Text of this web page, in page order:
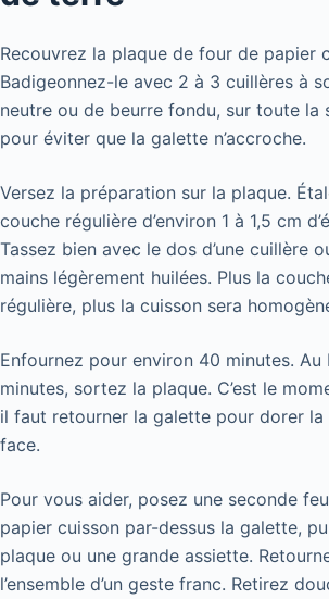
Recouvrez la plaque de four de papier
Badigeonnez-le avec 2 à 3 cuillères à
neutre ou de beurre fondu, sur toute la
pour éviter que la galette n’accroche.
Versez la préparation sur la plaque.
couche régulière d’environ 1 à 1,5 cm
Tassez bien avec le dos d’une cuillère
mains légèrement huilées. Plus la
régulière, plus la cuisson sera
Enfournez pour environ 40 minutes.
minutes, sortez la plaque. C’est le
il faut retourner la galette pour dorer la
face.
Pour vous aider, posez une seconde
papier cuisson par-dessus la galette,
plaque ou une grande assiette.
l’ensemble d’un geste franc. Retirez